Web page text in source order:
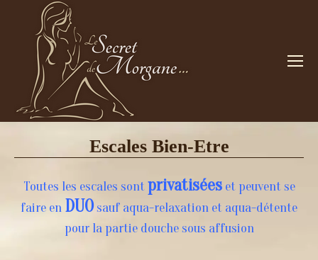
Escales Bien-Etre
Toutes les escales sontprivatiséeset peuvent se
faire en DUOsauf aqua-relaxation et aqua-détente
pour la partie douche sous affusion